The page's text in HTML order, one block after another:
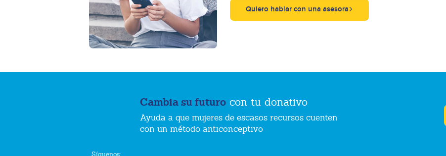
Quiero hablar con una asesora
Cambia su futuro con tu donativo
Ayuda a que mujeres de escasos recursos cuenten
con un método anticonceptivo